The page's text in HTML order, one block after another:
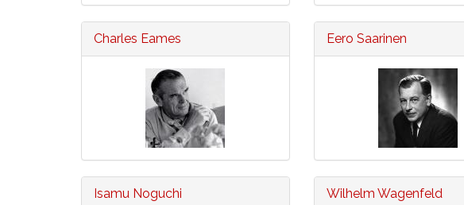
Charles Eames Eero Saarinen
Isamu Noguchi Wilhelm Wagenfeld